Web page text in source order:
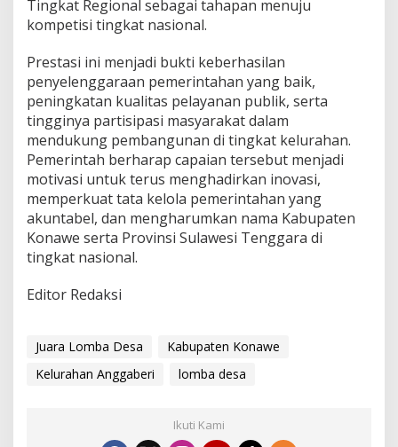
Tingkat Regional sebagai tahapan menuju
kompetisi tingkat nasional.
Prestasi ini menjadi bukti keberhasilan
penyelenggaraan pemerintahan yang baik,
peningkatan kualitas pelayanan publik, serta
tingginya partisipasi masyarakat dalam
mendukung pembangunan di tingkat kelurahan.
Pemerintah berharap capaian tersebut menjadi
motivasi untuk terus menghadirkan inovasi,
memperkuat tata kelola pemerintahan yang
akuntabel, dan mengharumkan nama Kabupaten
Konawe serta Provinsi Sulawesi Tenggara di
tingkat nasional.
Editor Redaksi
Juara Lomba Desa
Kabupaten Konawe
Kelurahan Anggaberi
lomba desa
Ikuti Kami